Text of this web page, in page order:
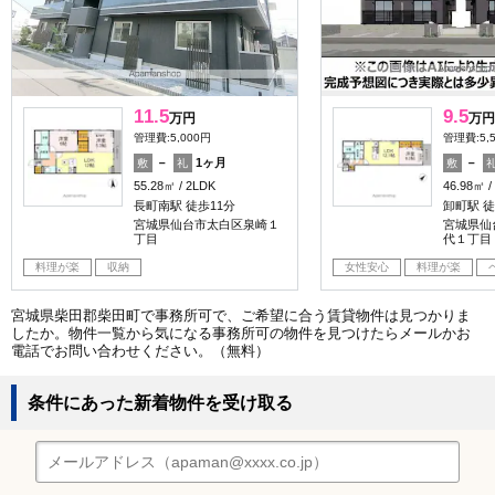
11.5万円
管理費:5,000円
敷 － 礼
1ヶ月
55.28㎡
2LDK
長町南駅 徒歩11分
宮城県仙台市太白区泉崎１
丁目
料理が楽 収納
9.5万円
管理費
敷 －
46.98㎡
卸町駅
宮城県仙
代１丁目
女性安心 料理が楽
宮城県柴田郡柴田町で事務所可で、ご希望に合う賃貸物件は見つかりま
したか。物件一覧から気になる事務所可の物件を見つけたらメールかお
電話でお問い合わせください。（無料）
条件にあった新着物件を受け取る